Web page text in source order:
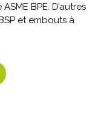
BPE. D’autres
et embouts à